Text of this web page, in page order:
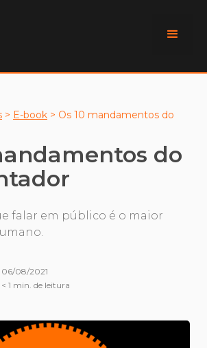
> E-book > Os 10 mandamentos do
do
falar em público é o maior
06/08/2021
< 1 min. de leitura